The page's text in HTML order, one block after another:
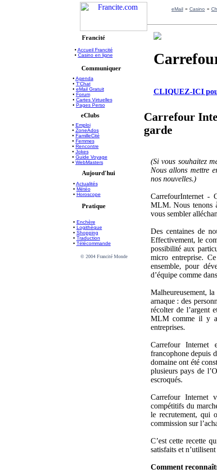
eMail - Casino -
Francité
• Accueil Francité
• Casino en ligne
Communiquer
• Agenda
• T'Chat
• eMail Gratuit
• Forum
• Cartes Virtuelles
• Pages Perso
eClubs
• Emploi
• ZoneAdos
• FamilleCité
• Femmes
• Rencontre
• Jokes
• Guide Voyage
• WebMasters
Aujourd'hui
• Actualités
• Météo
• Horoscope
Pratique
• Enchère
• Logithèque
• Shopping
• Traduction
• Télécommande
© 2004 Francité Monde
CLIQUEZ-ICI
Carrefour
garde
(Si vous souhaitez
Nous allons mettre
nos nouvelles.)
CarrefourInternet -
MLM. Nous tenons
vous sembler
Des centaines de
Effectivement, le
possibilité aux
micro entreprise.
ensemble, pour
d’équipe comme
Malheureusement,
arnaque : des
récolter de l’argent
MLM comme il y a
entreprises.
Carrefour Internet
francophone depuis
domaine ont été
plusieurs pays de
escroqués.
Carrefour Internet
compétitifs du
le recrutement, qui
commission sur
C’est cette recette
satisfaits et
Comment